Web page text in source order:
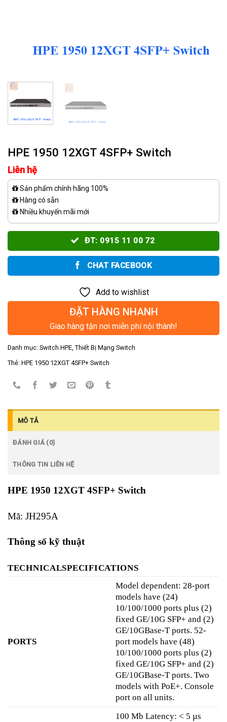
HPE 1950 12XGT 4SFP+ Switch
Liên hệ
Sản phẩm chính hãng 100%
Hàng có sẵn
Nhiều khuyến mãi mới
ĐT: 0915 11 00 72
CHAT FACEBOOK
Add to wishlist
ĐẶT HÀNG NHANH
Giao hàng tận nơi miễn phí nội thành!
Danh mục: Switch HPE, Thiết Bị Mạng Switch
Thẻ: HPE 1950 12XGT 4SFP+ Switch
MÔ TẢ
ĐÁNH GIÁ (0)
THÔNG TIN LIÊN HỆ
HPE 1950 12XGT 4SFP+ Switch
Mã: JH295A
Thông số kỹ thuật
TECHNICALSPECIFICATIONS
PORTS
Model dependent: 28-port
models have (24)
10/100/1000 ports plus (2)
fixed GE/10G SFP+ and (2)
GE/10GBase-T ports. 52-
port models have (48)
10/100/1000 ports plus (2)
fixed GE/10G SFP+ and (2)
GE/10GBase-T ports. Two
models with PoE+. Console
port on all units.
100 Mb Latency: < 5 µs